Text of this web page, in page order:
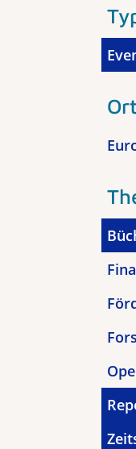
Ort